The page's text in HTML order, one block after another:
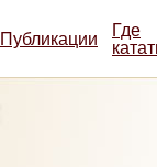
Публикации Где